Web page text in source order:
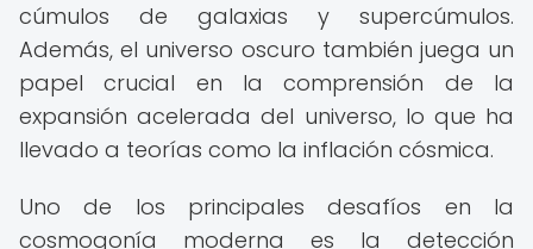
cúmulos de galaxias y supercúmulos.
Además, el universo oscuro también juega un
papel crucial en la comprensión de la
expansión acelerada del universo, lo que ha
llevado a teorías como la inflación cósmica.
Uno de los principales desafíos en la
cosmogonía moderna es la detección